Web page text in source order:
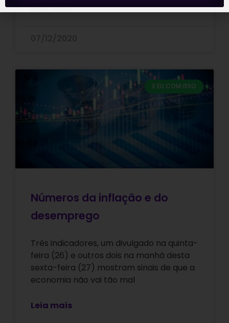
Leia mais
E EU COM ISSO
Números da inflação e do
desemprego
Três indicadores, um divulgado na quinta-
feira (26) e outros dois na manhã desta
sexta-feira (27) mostram sinais de que a
economia não vai tão mal
Leia mais